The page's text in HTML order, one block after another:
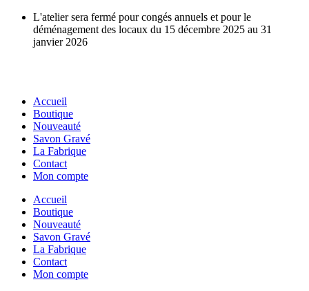
Aller
contenu
L'atelier sera fermé pour congés annuels et pour le
déménagement des locaux du 15 décembre 2025 au 31
janvier 2026
Accueil
Boutique
Nouveauté
Savon Gravé
La Fabrique
Contact
Mon compte
Accueil
Boutique
Nouveauté
Savon Gravé
La Fabrique
Contact
Mon compte